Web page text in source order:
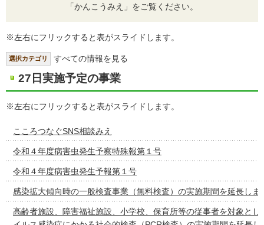
「かんこうみえ」をご覧ください。
※左右にフリックすると表がスライドします。
選択カテゴリ すべての情報を見る
27日実施予定の事業
※左右にフリックすると表がスライドします。
こころつなぐSNS相談みえ
令和４年度病害虫発生予察特殊報第１号
令和４年度病害虫発生予報第１号
感染拡大傾向時の一般検査事業（無料検査）の実施期間を延長しま
高齢者施設、障害福祉施設、小学校、保育所等の従事者を対象とし